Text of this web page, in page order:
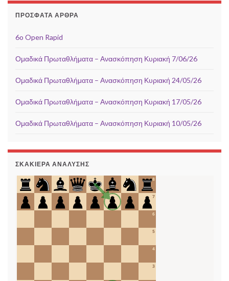
ΠΡΌΣΦΑΤΑ ΆΡΘΡΑ
6o Open Rapid
Ομαδικά Πρωταθλήματα – Ανασκόπηση Κυριακή 7/06/26
Ομαδικά Πρωταθλήματα – Ανασκόπηση Κυριακή 24/05/26
Ομαδικά Πρωταθλήματα – Ανασκόπηση Κυριακή 17/05/26
Ομαδικά Πρωταθλήματα – Ανασκόπηση Κυριακή 10/05/26
ΣΚΑΚΙΈΡΑ ΑΝΆΛΥΣΗΣ